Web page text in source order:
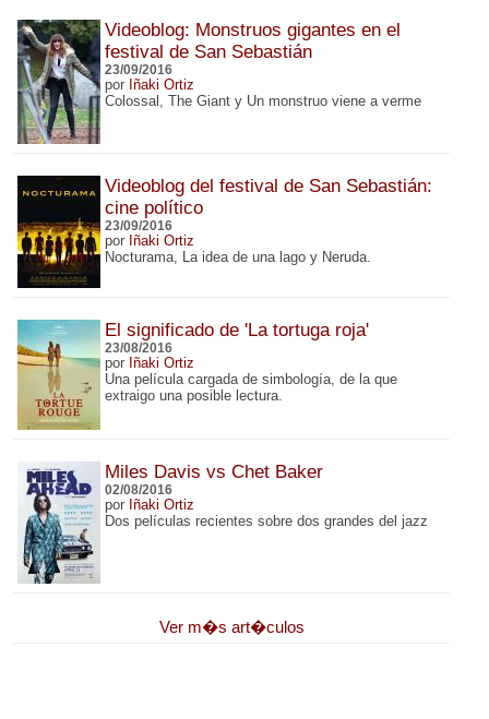
Videoblog: Monstruos gigantes en el
festival de San Sebastián
23/09/2016
por Iñaki Ortiz
Colossal, The Giant y Un monstruo viene a verme
Videoblog del festival de San Sebastián:
cine político
23/09/2016
por Iñaki Ortiz
Nocturama, La idea de una lago y Neruda.
El significado de 'La tortuga roja'
23/08/2016
por Iñaki Ortiz
Una película cargada de simbología, de la que
extraigo una posible lectura.
Miles Davis vs Chet Baker
02/08/2016
por Iñaki Ortiz
Dos películas recientes sobre dos grandes del jazz
Ver m�s art�culos